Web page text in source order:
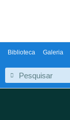
Biblioteca Galeria